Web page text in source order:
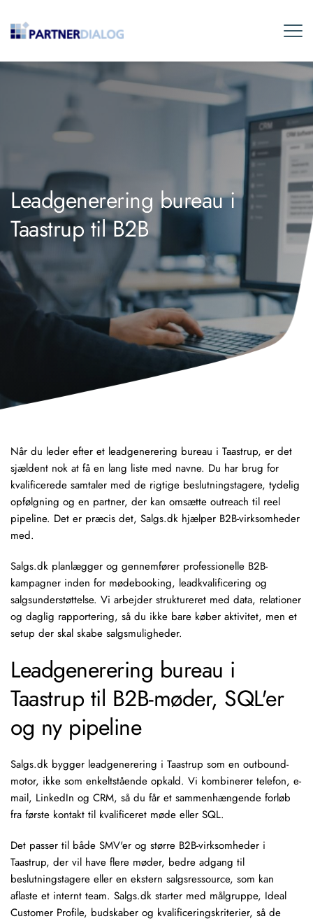
Leadgenerering bureau i
Taastrup til B2B
Når du leder efter et leadgenerering bureau i Taastrup, er det
sjældent nok at få en lang liste med navne. Du har brug for
kvalificerede samtaler med de rigtige beslutningstagere, tydelig
opfølgning og en partner, der kan omsætte outreach til reel
pipeline. Det er præcis det, Salgs.dk hjælper B2B-virksomheder
med.
Salgs.dk planlægger og gennemfører professionelle B2B-
kampagner inden for mødebooking, leadkvalificering og
salgsunderstøttelse. Vi arbejder struktureret med data, relationer
og daglig rapportering, så du ikke bare køber aktivitet, men et
setup der skal skabe salgsmuligheder.
Leadgenerering bureau i
Taastrup til B2B-møder, SQL'er
og ny pipeline
Salgs.dk bygger leadgenerering i Taastrup som en outbound-
motor, ikke som enkeltstående opkald. Vi kombinerer telefon, e-
mail, LinkedIn og CRM, så du får et sammenhængende forløb
fra første kontakt til kvalificeret møde eller SQL.
Det passer til både SMV'er og større B2B-virksomheder i
Taastrup, der vil have flere møder, bedre adgang til
beslutningstagere eller en ekstern salgsressource, som kan
aflaste et internt team. Salgs.dk starter med målgruppe, Ideal
Customer Profile, budskaber og kvalificeringskriterier, så de